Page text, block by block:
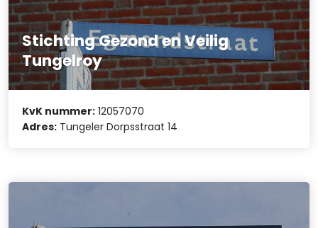
Stichting Gezond en Veilig
Tungelroy
KvK nummer: 12057070
Adres: Tungeler Dorpsstraat 14